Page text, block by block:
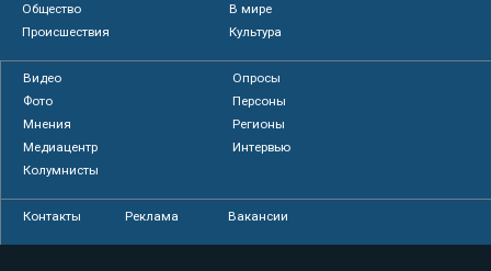
Общество
В мире
Происшествия
Культура
Видео
Опросы
Фото
Персоны
Мнения
Регионы
Медиацентр
Интервью
Колумнисты
Контакты Реклама Вакансии